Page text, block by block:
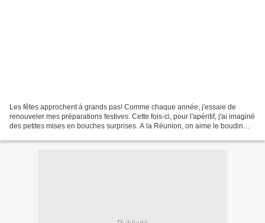
Les fêtes approchent à grands pas! Comme chaque année, j'essaie de
renouveler mes préparations festives. Cette fois-ci, pour l'apéritif, j'ai imaginé
des petites mises en bouches surprises. A la Réunion, on aime le boudin